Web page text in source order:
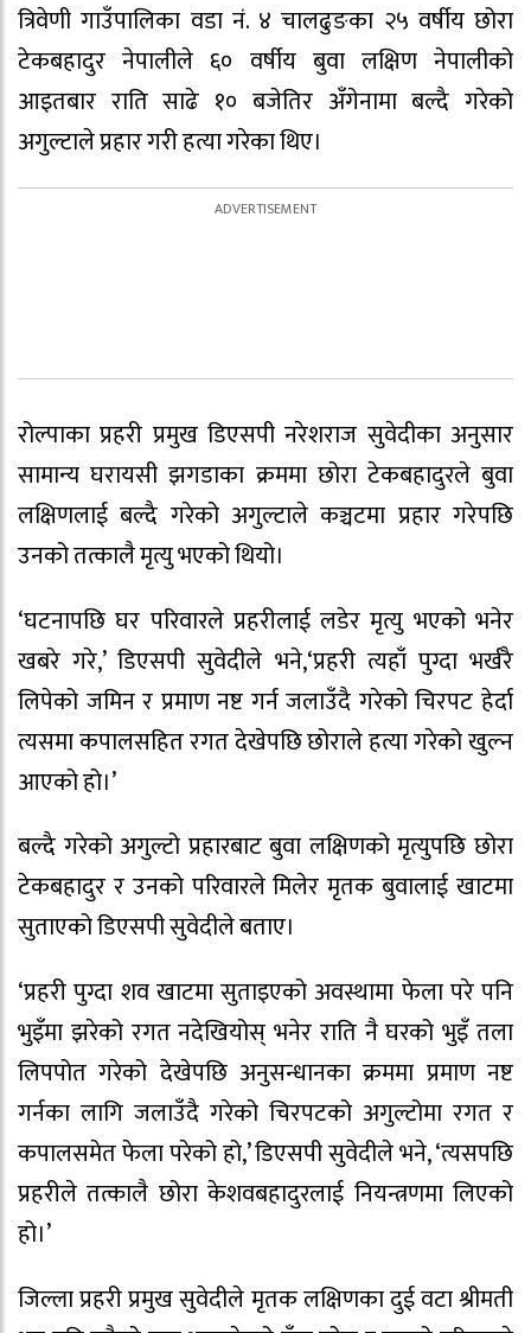
त्रिवेणी गाउँपालिका वडा नं. ४ चालढुङका २५ वर्षीय छोरा
टेकबहादुर नेपालीले ६० वर्षीय बुवा लक्षिण नेपालीको
आइतबार राति साढे १० बजेतिर अँगेनामा बल्दै गरेको
अगुल्टाले प्रहार गरी हत्या गरेका थिए।
रोल्पाका प्रहरी प्रमुख डिएसपी नरेशराज सुवेदीका अनुसार
सामान्य घरायसी झगडाका क्रममा छोरा टेकबहादुरले बुवा
लक्षिणलाई बल्दै गरेको अगुल्टाले कञ्चटमा प्रहार गरेपछि
उनको तत्कालै मृत्यु भएको थियो।
‘घटनापछि घर परिवारले प्रहरीलाई लडेर मृत्यु भएको भनेर
खबरे गरे,’ डिएसपी सुवेदीले भने,‘प्रहरी त्यहाँ पुग्दा भर्खरै
लिपेको जमिन र प्रमाण नष्ट गर्न जलाउँदै गरेको चिरपट हेर्दा
त्यसमा कपालसहित रगत देखेपछि छोराले हत्या गरेको खुल्न
आएको हो।’
बल्दै गरेको अगुल्टो प्रहारबाट बुवा लक्षिणको मृत्युपछि छोरा
टेकबहादुर र उनको परिवारले मिलेर मृतक बुवालाई खाटमा
सुताएको डिएसपी सुवेदीले बताए।
‘प्रहरी पुग्दा शव खाटमा सुताइएको अवस्थामा फेला परे पनि
भुइँमा झरेको रगत नदेखियोस् भनेर राति नै घरको भुइँ तला
लिपपोत गरेको देखेपछि अनुसन्धानका क्रममा प्रमाण नष्ट
गर्नका लागि जलाउँदै गरेको चिरपटको अगुल्टोमा रगत र
कपालसमेत फेला परेको हो,’ डिएसपी सुवेदीले भने, ‘त्यसपछि
प्रहरीले तत्कालै छोरा केशवबहादुरलाई नियन्त्रणमा लिएको
हो।’
जिल्ला प्रहरी प्रमुख सुवेदीले मृतक लक्षिणका दुई वटा श्रीमती